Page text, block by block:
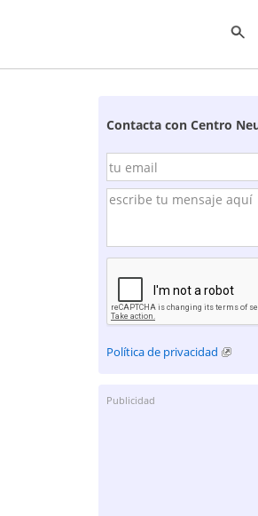
Contacta con Centro
Política de privacidad
Publicidad